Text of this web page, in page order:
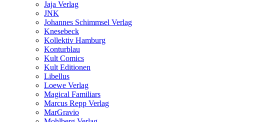
Jaja Verlag
JNK
Johannes Schimmsel Verlag
Knesebeck
Kollektiv Hamburg
Konturblau
Kult Comics
Kult Editionen
Libellus
Loewe Verlag
Magical Familiars
Marcus Repp Verlag
MarGravio